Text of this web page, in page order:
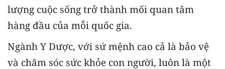
lượng cuộc sống trở thành mối quan tâm
hàng đầu của mỗi quốc gia.
Ngành Y Dược, với sứ mệnh cao cả là bảo vệ
và chăm sóc sức khỏe con người, luôn là một